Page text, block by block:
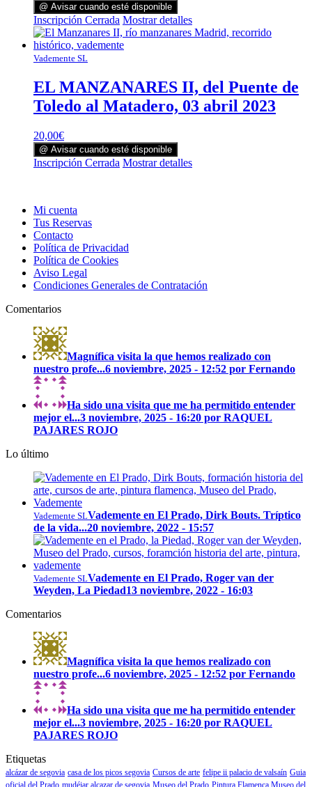
@ Avisar cuando esté disponible
Inscripción Cerrada Mostrar detalles
Vademente SL
EL MANZANARES II, del Puente de
Toledo al Matadero, 03 abril 2023
20,00€
@ Avisar cuando esté disponible
Inscripción Cerrada Mostrar detalles
Mi cuenta
Tus Reservas
Contacto
Política de Privacidad
Política de Cookies
Aviso Legal
Condiciones Generales de Contratación
Comentarios
Magnífica visita la que hemos realizado con
nuestro profe...6 noviembre, 2025 - 12:52 por Fernando
Ha sido una visita que me ha permitido entender
mejor el...3 noviembre, 2025 - 16:20 por RAQUEL
PAJARES ROJO
Lo último
Vademente SLVademente en El Prado, Dirk Bouts. Tríptico
de la vida...20 noviembre, 2022 - 15:57
Vademente SLVademente en El Prado, Roger van der
Weyden, La Piedad13 noviembre, 2022 - 16:03
Comentarios
Magnífica visita la que hemos realizado con
nuestro profe...6 noviembre, 2025 - 12:52 por Fernando
Ha sido una visita que me ha permitido entender
mejor el...3 noviembre, 2025 - 16:20 por RAQUEL
PAJARES ROJO
Etiquetas
alcázar de segovia casa de los picos segovia Cursos de arte felipe ii palacio de valsaín Guia
oficial del Prado mudéjar alcazar de segovia Museo del Prado Pintura Flamenca Museo del